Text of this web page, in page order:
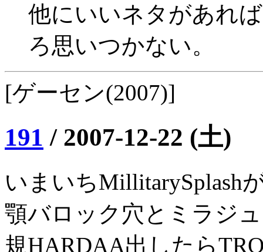
他にいいネタがあれ
ろ思いつかない。
[ゲーセン(2007)]
191 / 2007-12-22 (土)
いまいちMillitarySplash
顎バロック穴とミラジ
規HARDAA出したら